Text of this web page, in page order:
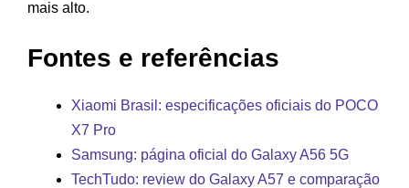
mais alto.
Fontes e referências
Xiaomi Brasil: especificações oficiais do POCO
X7 Pro
Samsung: página oficial do Galaxy A56 5G
TechTudo: review do Galaxy A57 e comparação